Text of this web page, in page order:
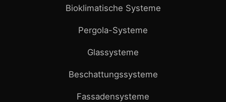
Bioklimatische Systeme
Pergola-Systeme
Glassysteme
Beschattungssysteme
Fassadensysteme